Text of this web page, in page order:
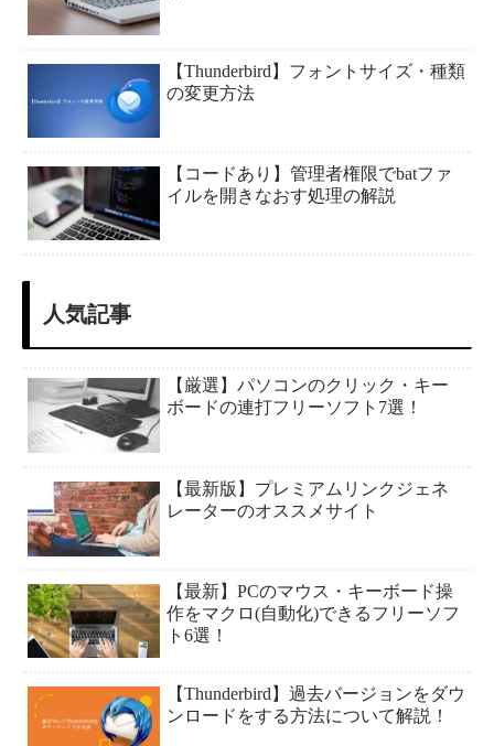
【Thunderbird】フォントサイズ・種類
の変更方法
【コードあり】管理者権限でbatファ
イルを開きなおす処理の解説
人気記事
【厳選】パソコンのクリック・キー
ボードの連打フリーソフト7選！
【最新版】プレミアムリンクジェネ
レーターのオススメサイト
【最新】PCのマウス・キーボード操
作をマクロ(自動化)できるフリーソフ
ト6選！
【Thunderbird】過去バージョンをダウ
ンロードをする方法について解説！